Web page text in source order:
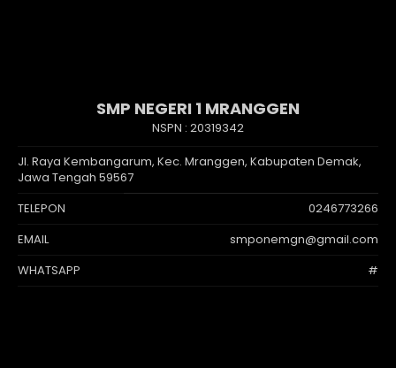
SMP NEGERI 1 MRANGGEN
NSPN : 20319342
Jl. Raya Kembangarum, Kec. Mranggen, Kabupaten Demak,
Jawa Tengah 59567
TELEPON
0246773266
EMAIL
smponemgn@gmail.com
WHATSAPP
#